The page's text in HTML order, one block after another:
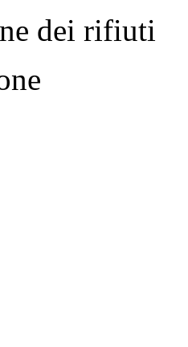
dei rifiuti